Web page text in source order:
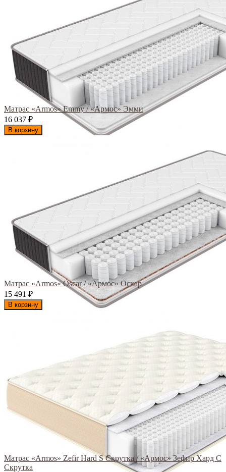
Матрас «Armos» Emmy / «Армос» Эмми
16 037 ₽
В корзину
Матрас «Armos» Oscar / «Армос» Оскар
15 491
₽
В корзину
Матрас «Armos» Zefir Hard S Скрутка / «Армос» Зефир Хард С
Скрутка